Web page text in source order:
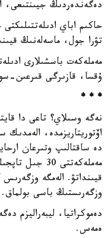
دەگەندەردىڭ جيىنتىعى،
حاكىم اباي
تۋرا جول، ماسەلەنىڭ
مەملەكەت باسشىلارى
ۇقسا، قازىرگى قىرعىن-
* * *
نەگە وسىلاي؟ تاعى دا
اۆتوريتاريزمدە،
دە ساقتالىپ وتىرعان
مەملەكەتتى
قيىنداتۋ. الەمگە وزگەرىس
وزگەرىستىڭ باسى بولماق.
دەموكراتيا، ليبەراليزم
ەمەس.